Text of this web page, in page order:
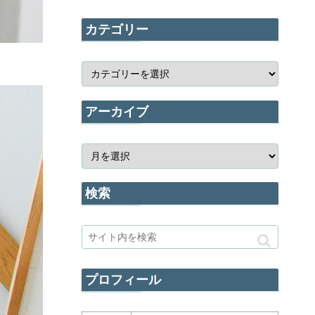
カテゴリー
アーカイブ
検索
プロフィール